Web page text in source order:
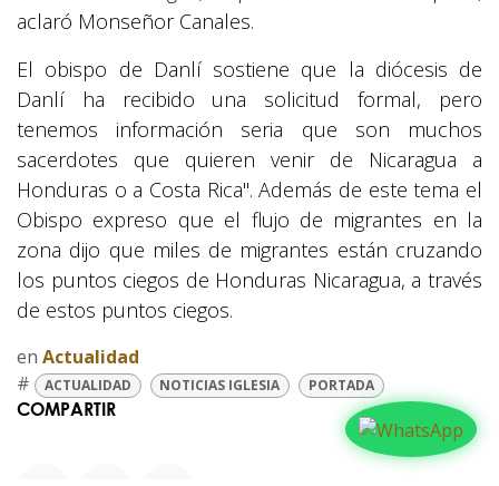
aclaró Monseñor Canales.
El obispo de Danlí sostiene que la diócesis de
Danlí ha recibido una solicitud formal, pero
tenemos información seria que son muchos
sacerdotes que quieren venir de Nicaragua a
Honduras o a Costa Rica". Además de este tema el
Obispo expreso que el flujo de migrantes en la
zona dijo que miles de migrantes están cruzando
los puntos ciegos de Honduras Nicaragua, a través
de estos puntos ciegos.
en Actualidad
#
ACTUALIDAD NOTICIAS IGLESIA PORTADA
COMPARTIR